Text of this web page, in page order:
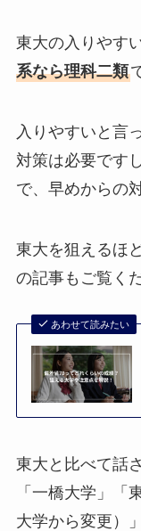
東大の入りやす
系なら理科二類
入りやすいと言
対策は必要です
で、早めからの
東大を狙えるほ
の記事もご覧く
あわせて読みたい
東大と比べて話
「一橋大学」「
大学から変更）